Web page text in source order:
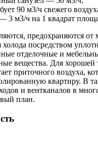
90 м3/ч свежего
3 м3/ч на 1 квадрат
предохраняются от
посредством
отделочные и
вещества. Для
приточного воздуха,
квартиру. В
и вентканалов в
план.